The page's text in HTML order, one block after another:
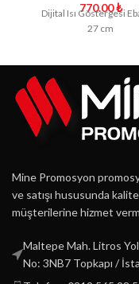
770.00₺
Dijital Isı Göstergesi
27 cm
Mine Promosyon
ve satışı hususunda
müşterilerine hizmet
Maltepe Mah. Litros
No: 3NB7 Topkapı /